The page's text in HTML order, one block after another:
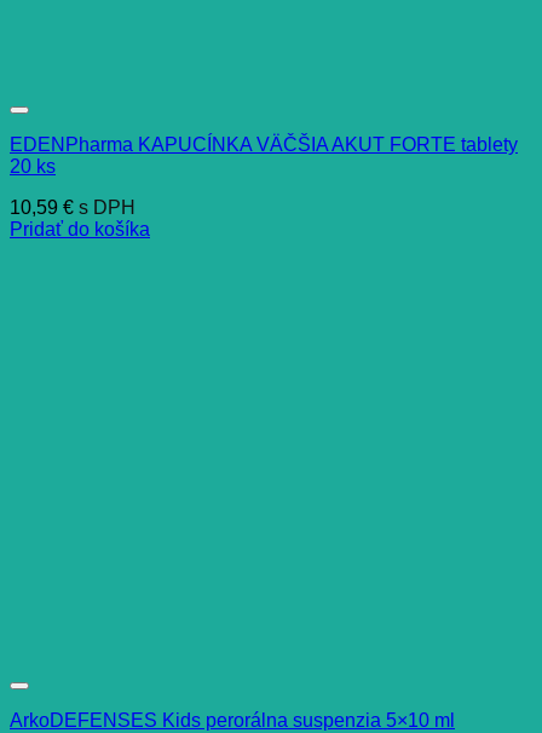
EDENPharma KAPUCÍNKA VÄČŠIA AKUT FORTE tablety
20 ks
10,59 € s DPH
Pridať do košíka
ArkoDEFENSES Kids perorálna suspenzia 5×10 ml